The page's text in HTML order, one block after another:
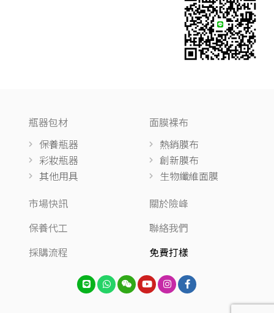
瓶器包材
保養瓶器
彩妝瓶器
其他用具
面膜裸布
熱銷膜布
創新膜布
生物纖維面膜
市場快訊
保養代工
採購流程
關於險峰
聯絡我們
免費打樣